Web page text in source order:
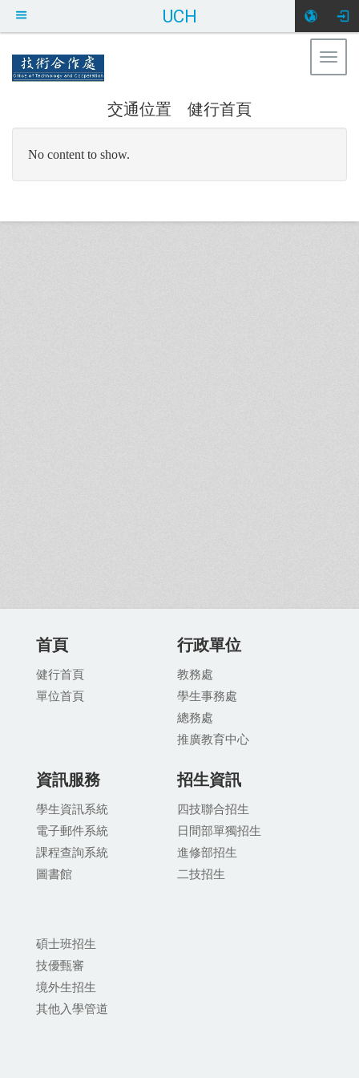
UCH
交通位置 健行首頁
No content to show.
首頁
健行首頁
單位首頁
行政單位
教務處
學生事務處
總務處
推廣教育中心
資訊服務
學生資訊系統
電子郵件系統
課程查詢系統
圖書館
招生資訊
四技聯合招生
日間部單獨招生
進修部招生
二技招生
碩士班招生
技優甄審
境外生招生
其他入學管道